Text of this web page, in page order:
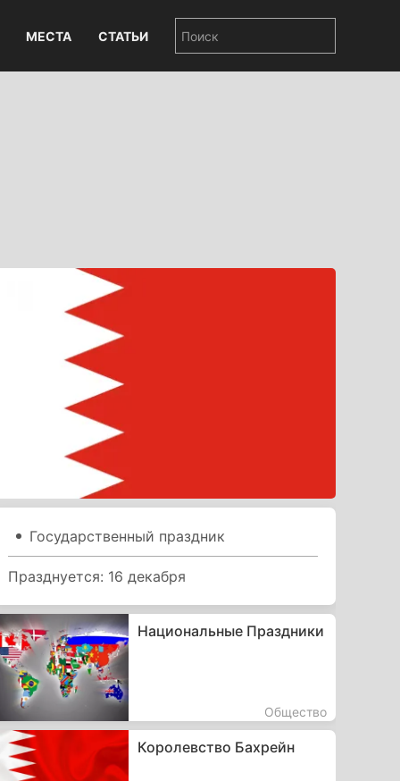
МЕСТА СТАТЬИ
Государственный праздник
Празднуется: 16 декабря
Национальные Праздники
Общество
Королевство Бахрейн